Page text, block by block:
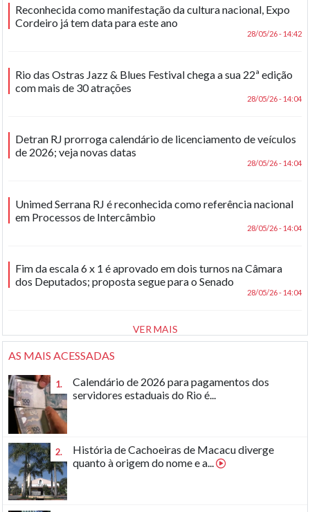
Reconhecida como manifestação da cultura nacional, Expo
Cordeiro já tem data para este ano
28/05/26 - 14:42
Rio das Ostras Jazz & Blues Festival chega a sua 22ª edição
com mais de 30 atrações
28/05/26 - 14:04
Detran RJ prorroga calendário de licenciamento de veículos
de 2026; veja novas datas
28/05/26 - 14:04
Unimed Serrana RJ é reconhecida como referência nacional
em Processos de Intercâmbio
28/05/26 - 14:04
Fim da escala 6 x 1 é aprovado em dois turnos na Câmara
dos Deputados; proposta segue para o Senado
28/05/26 - 14:04
VER MAIS
AS MAIS ACESSADAS
1.
Calendário de 2026 para pagamentos dos
servidores estaduais do Rio é...
2.
História de Cachoeiras de Macacu diverge
quanto à origem do nome e a...